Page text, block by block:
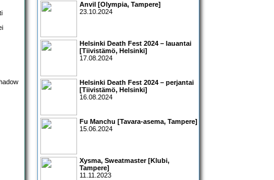
Anvil [Olympia, Tampere]
23.10.2024
Helsinki Death Fest 2024 – lauantai
[Tiivistämö, Helsinki]
17.08.2024
Helsinki Death Fest 2024 – perjantai
[Tiivistämö, Helsinki]
16.08.2024
Fu Manchu [Tavara-asema, Tampere]
15.06.2024
Xysma, Sweatmaster [Klubi,
Tampere]
11.11.2023